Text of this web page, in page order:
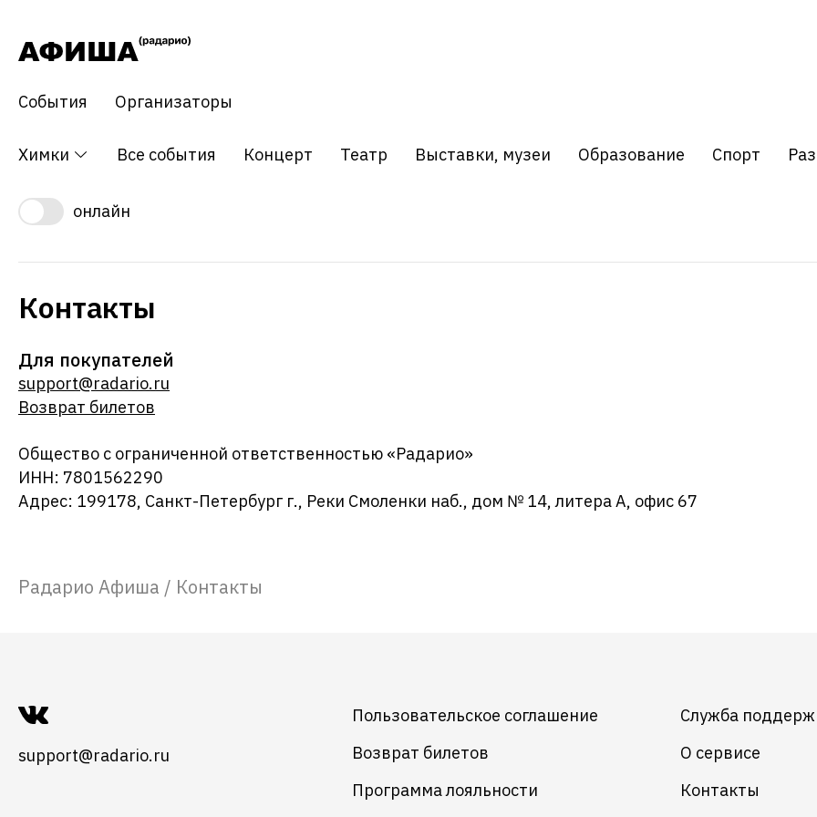
События Организаторы
Химки Все события Концерт Театр Выставки, музеи Образование Спорт
онлайн
Контакты
Для покупателей
support@radario.ru
Возврат билетов
Общество с ограниченной ответственностью «Радарио»
ИНН: 7801562290
Адрес: 199178, Санкт-Петербург г., Реки Смоленки наб., дом № 14, литера А, офис 67
Радарио Афиша / Контакты
support@radario.ru
Пользовательское соглашение
Возврат билетов
Программа лояльности
Служба
О сервисе
Контакты